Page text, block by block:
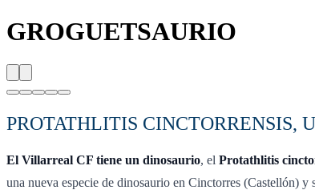
GROGUETSAURIO
PROTATHLITIS CINCTORRENSIS,
El Villarreal CF tiene un dinosaurio, el Protathlitis
una nueva especie de dinosaurio en Cinctorres (Castellón)